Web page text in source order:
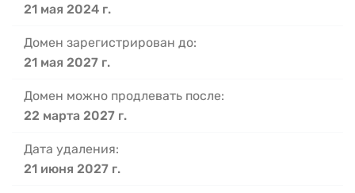
21 мая 2024 г.
Домен зарегистрирован до:
21 мая 2027 г.
Домен можно продлевать после:
22 марта 2027 г.
Дата удаления:
21 июня 2027 г.